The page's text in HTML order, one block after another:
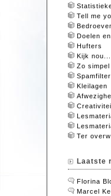
Tell me
Doelen
Hufters
Kijk
Zo simpel
Kleilagen
Ter
Laatste
Florina
Marcel